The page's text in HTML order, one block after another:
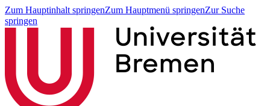
Zum Hauptinhalt springenZum Hauptmenü springenZur Suche
springen